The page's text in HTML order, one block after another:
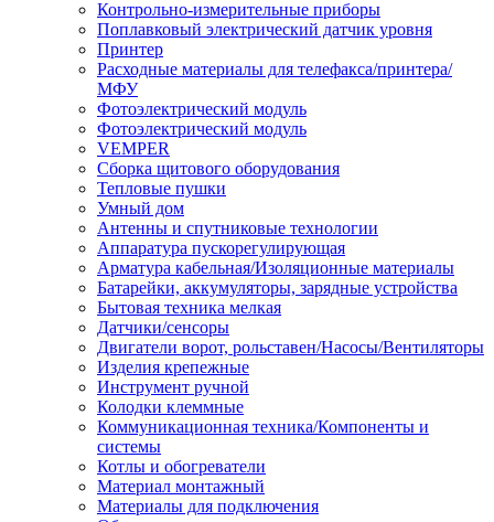
Контрольно-измерительные приборы
Поплавковый электрический датчик уровня
Принтер
Расходные материалы для телефакса/принтера/
МФУ
Фотоэлектрический модуль
Фотоэлектрический модуль
VEMPER
Сборка щитового оборудования
Тепловые пушки
Умный дом
Антенны и спутниковые технологии
Аппаратура пускорегулирующая
Арматура кабельная/Изоляционные материалы
Батарейки, аккумуляторы, зарядные устройства
Бытовая техника мелкая
Датчики/сенсоры
Двигатели ворот, рольставен/Насосы/Вентиляторы
Изделия крепежные
Инструмент ручной
Колодки клеммные
Коммуникационная техника/Компоненты и
системы
Котлы и обогреватели
Материал монтажный
Материалы для подключения